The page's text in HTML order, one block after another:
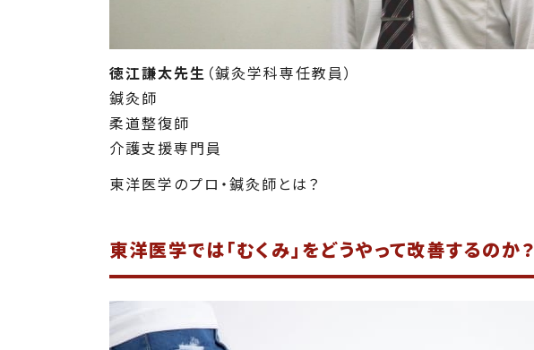
徳江謙太先生 （鍼灸学科専任教員）
鍼灸師
柔道整復師
介護支援専門員
東洋医学のプロ・鍼灸師とは？
東洋医学では「むくみ」をどうやって改善するのか？